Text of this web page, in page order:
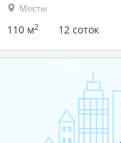
Мосты
110 м2 12 соток